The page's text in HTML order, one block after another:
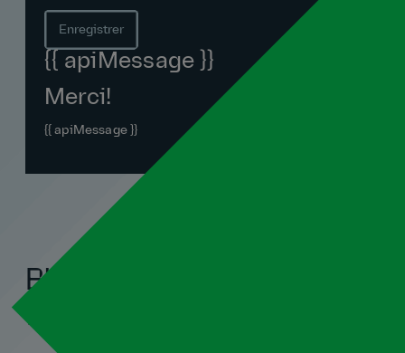
Enregistrer
{{ apiMessage }}
Merci!
{{ apiMessage }}
Blogues associés
Tout voir